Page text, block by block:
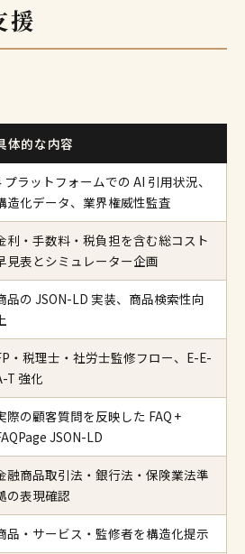
援
体的な内容
プラットフォームでの AI 引用状況、
造化データ、業界権威性監査
利・手数料・税負担を含む総コスト
見表とシミュレーター企画
品の JSON-LD 実装、商品検索性向
上
・税理士・社労士監修フロー、E-E-
T 強化
際の顧客質問を反映した FAQ +
JSON-LD
融商品取引法・銀行法・保険業法準
の表現確認
品・サービス・監修者を構造化提示